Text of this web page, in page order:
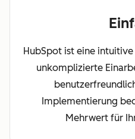
HubSpot ist eine
unkomplizierte
Implementierung
Mehrwert für